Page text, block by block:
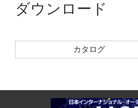
ダウンロード
カタログ